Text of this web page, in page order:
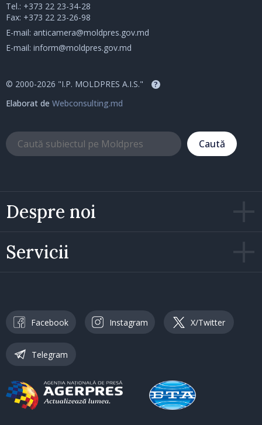
Despre noi
Servicii
Tel.: +373 22 23-34-28
Fax: +373 22 23-26-98
E-mail: anticamera@moldpres.gov.md
E-mail: inform@moldpres.gov.md
© 2000-2026 "I.P. MOLDPRES A.I.S." ?
Elaborat de Webconsulting.md
Caută
Facebook Instagram X/Twitter
Telegram